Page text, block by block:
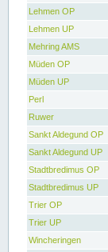
Lehmen OP
Lehmen UP
Mehring AMS
Müden OP
Müden UP
Perl
Ruwer
Sankt Aldegund OP
Sankt Aldegund UP
Stadtbredimus OP
Stadtbredimus UP
Trier OP
Trier UP
Wincheringen